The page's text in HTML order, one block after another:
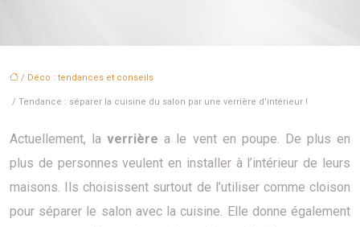
/ Déco : tendances et conseils
/ Tendance : séparer la cuisine du salon par une verrière d’intérieur !
Actuellement, laverrière a le vent en poupe. De plus en
plus de personnes veulent en installer à l’intérieur de leurs
maisons. Ils choisissent surtout de l’utiliser comme cloison
pour séparer le salon avec la cuisine. Elle donne également